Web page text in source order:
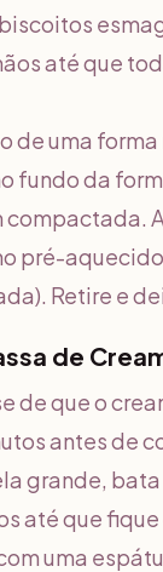
biscoitos
até que
de uma
fundo da
compactada.
pré-
Retire e
de
de que o
antes de
grande,
até que
uma